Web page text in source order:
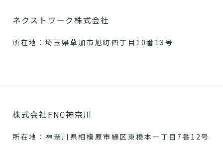
ネクストワーク株式会社
所在地：埼玉県草加市旭町四丁目10番13号
株式会社FNC神奈川
所在地：神奈川県相模原市緑区東橋本一丁目7番12号